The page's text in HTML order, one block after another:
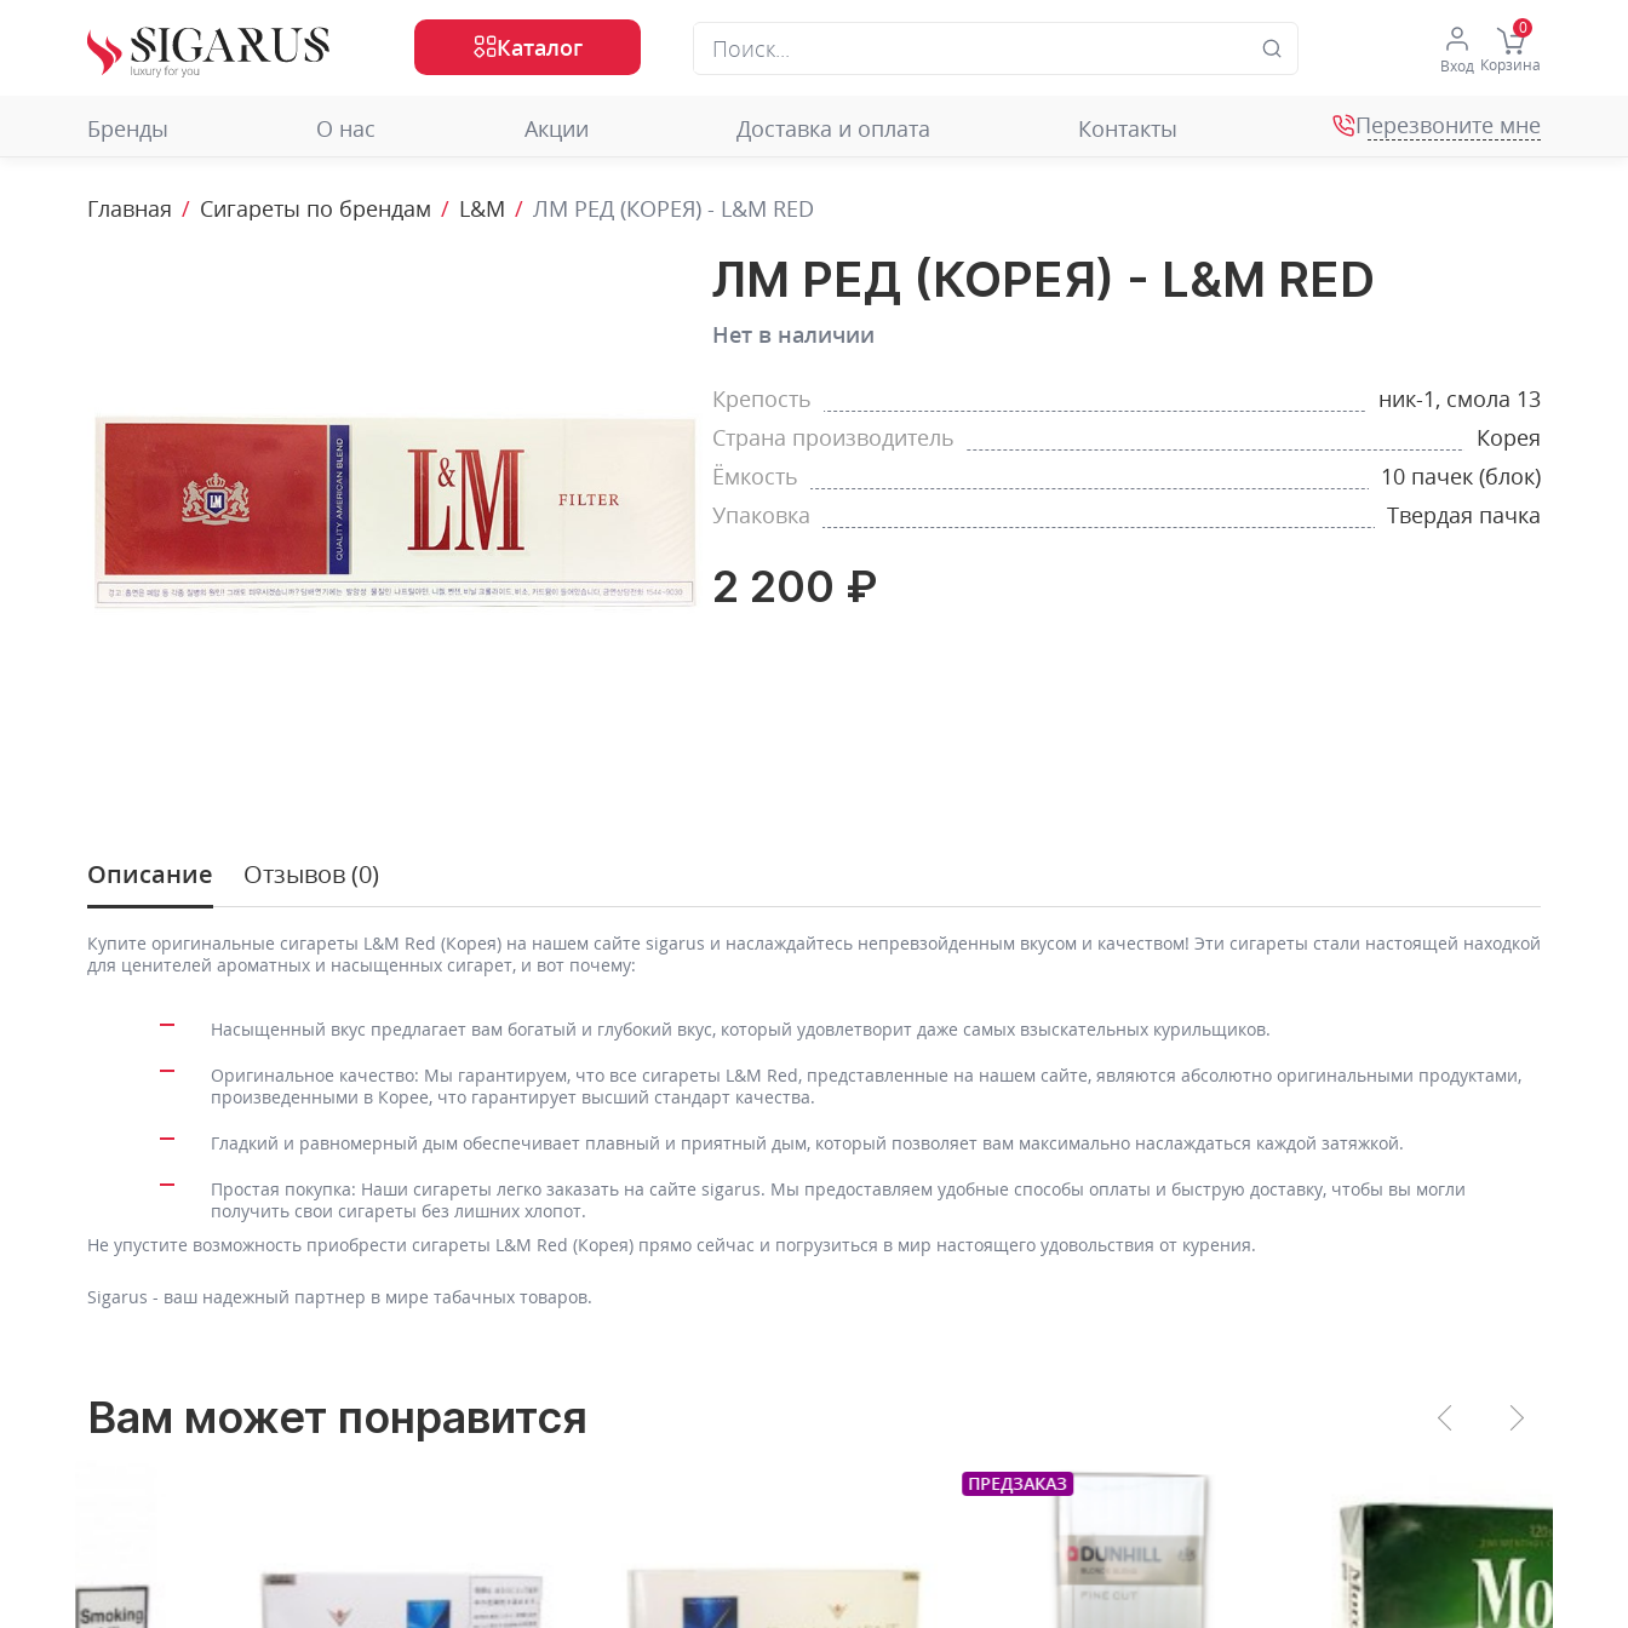
Вход Корзина
Бренды О нас Акции Доставка и оплата Контакты
Каталог
Перезвоните мне
Главная Сигареты по брендам L&M ЛМ РЕД (КОРЕЯ) - L&M RED
ЛМ РЕД (КОРЕЯ) - L&M RED
Нет в наличии
Крепость
ник-1, смола 13
Страна производитель
Корея
Ёмкость
10 пачек (блок)
Упаковка
Твердая пачка
2 200 ₽
Описание Отзывов (0)
Купите оригинальные сигареты L&M Red (Корея) на нашем сайте sigarus и наслаждайтесь непревзойденным вкусом и качеством! Эти сигареты стали настоящей находкой
для ценителей ароматных и насыщенных сигарет, и вот почему:
Насыщенный вкус предлагает вам богатый и глубокий вкус, который удовлетворит даже самых взыскательных курильщиков.
Оригинальное качество: Мы гарантируем, что все сигареты L&M Red, представленные на нашем сайте, являются абсолютно оригинальными продуктами,
произведенными в Корее, что гарантирует высший стандарт качества.
Гладкий и равномерный дым обеспечивает плавный и приятный дым, который позволяет вам максимально наслаждаться каждой затяжкой.
Простая покупка: Наши сигареты легко заказать на сайте sigarus. Мы предоставляем удобные способы оплаты и быструю доставку, чтобы вы могли
получить свои сигареты без лишних хлопот.
Не упустите возможность приобрести сигареты L&M Red (Корея) прямо сейчас и погрузиться в мир настоящего удовольствия от курения.
Sigarus - ваш надежный партнер в мире табачных товаров.
Вам может понравится